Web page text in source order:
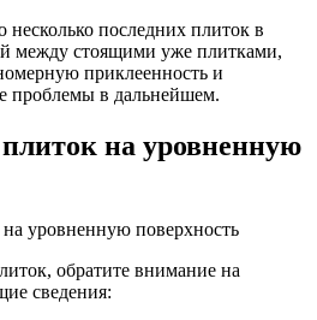
последних плиток в
между стоящими уже плитками,
приклеенность и
проблемы в дальнейшем.
на уровненную
обратите внимание на
сведения: